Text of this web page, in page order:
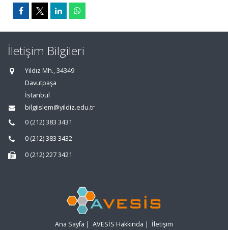
İletişim Bilgileri
Yıldız Mh., 34349
Davutpaşa
İstanbul
bilgiislem@yildiz.edu.tr
0 (212) 383 3431
0 (212) 383 3432
0 (212) 227 3421
Ana Sayfa | AVESİS Hakkında | İletişim